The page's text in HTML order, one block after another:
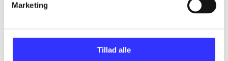
Marketing
Tillad alle
...
...